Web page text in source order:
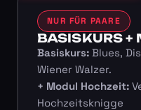
NUR FÜR PAARE
BASISKURS +
Basiskurs:Blues,
Wiener Walzer.
+ Modul Hochzeit:
Hochzeitsknigge